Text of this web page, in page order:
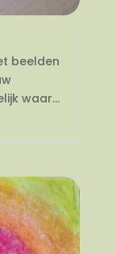
beelden
waar...